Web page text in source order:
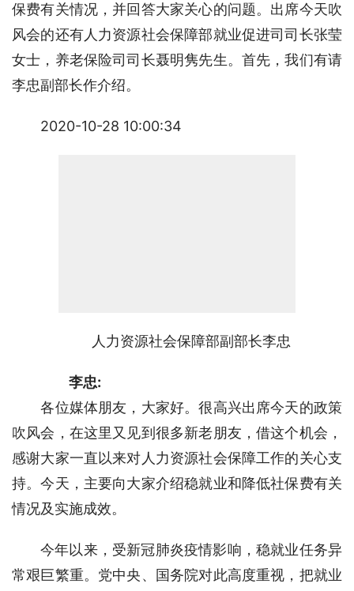
保费有关情况，并回答大家关心的问题。出席今天吹
风会的还有人力资源社会保障部就业促进司司长张莹
女士，养老保险司司长聂明隽先生。首先，我们有请
李忠副部长作介绍。
2020-10-28 10:00:34
人力资源社会保障部副部长李忠
李忠:
各位媒体朋友，大家好。很高兴出席今天的政策
吹风会，在这里又见到很多新老朋友，借这个机会，
感谢大家一直以来对人力资源社会保障工作的关心支
持。今天，主要向大家介绍稳就业和降低社保费有关
情况及实施成效。
今年以来，受新冠肺炎疫情影响，稳就业任务异
常艰巨繁重。党中央、国务院对此高度重视，把就业